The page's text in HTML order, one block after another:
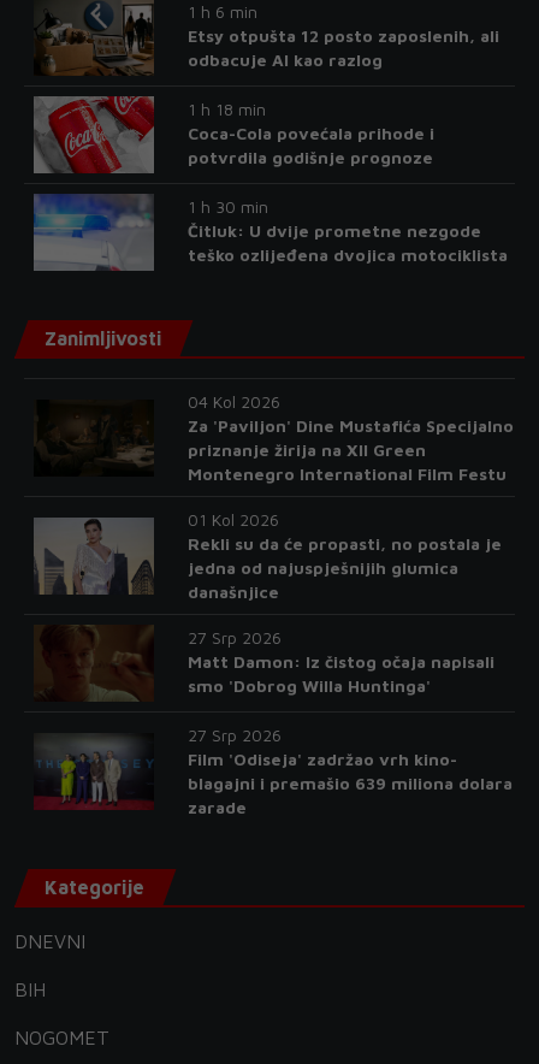
1 h 6 min
Etsy otpušta 12 posto zaposlenih, ali
odbacuje AI kao razlog
1 h 18 min
Coca-Cola povećala prihode i
potvrdila godišnje prognoze
1 h 30 min
Čitluk: U dvije prometne nezgode
teško ozlijeđena dvojica motociklista
Zanimljivosti
04 Kol 2026
Za 'Paviljon' Dine Mustafića Specijalno
priznanje žirija na XII Green
Montenegro International Film Festu
01 Kol 2026
Rekli su da će propasti, no postala je
jedna od najuspješnijih glumica
današnjice
27 Srp 2026
Matt Damon: Iz čistog očaja napisali
smo 'Dobrog Willa Huntinga'
27 Srp 2026
Film 'Odiseja' zadržao vrh kino-
blagajni i premašio 639 miliona dolara
zarade
Kategorije
DNEVNI
BIH
NOGOMET